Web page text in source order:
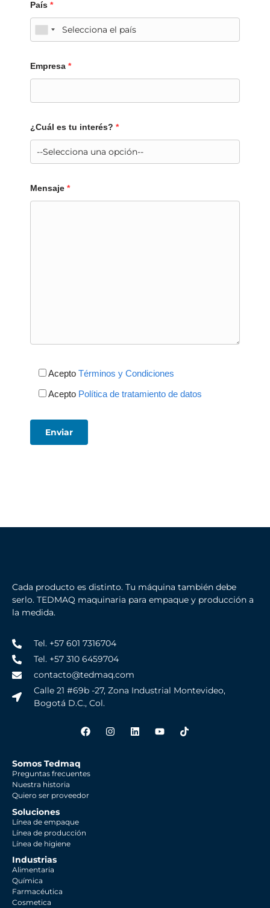
País *
Empresa *
¿Cuál es tu interés? *
Mensaje *
Acepto Términos y Condiciones
Acepto Política de tratamiento de datos
Cada producto es distinto. Tu máquina también debe
serlo. TEDMAQ maquinaria para empaque y producción a
la medida.
Tel. +57 601 7316704
Tel. +57 310 6459704
contacto@tedmaq.com
Calle 21 #69b -27, Zona Industrial Montevideo,
Bogotá D.C., Col.
Somos Tedmaq
Preguntas frecuentes
Nuestra historia
Quiero ser proveedor
Soluciones
Línea de empaque
Línea de producción
Línea de higiene
Industrias
Alimentaria
Química
Farmacéutica
Cosmetica